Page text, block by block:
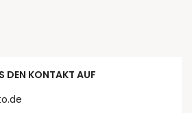
DEN KONTAKT AUF